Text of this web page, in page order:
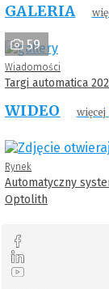
GALERIA
59
Wiadomości
Targi automatica
WIDEO więcej
Rynek
Automatyczny
Optolith